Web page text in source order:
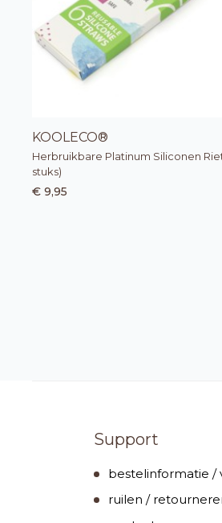
KOOLECO®
Herbruikbare Platinum Siliconen
stuks)
€ 9,95
Support
bestelinformatie /
ruilen /